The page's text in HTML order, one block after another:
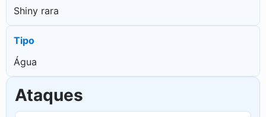
Shiny rara
Tipo
Água
Ataques